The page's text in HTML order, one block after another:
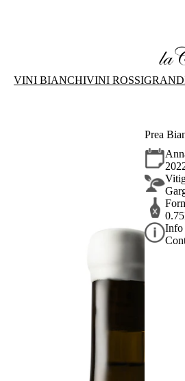
VINI BIANCHIVINI ROSSI
Prea
Info